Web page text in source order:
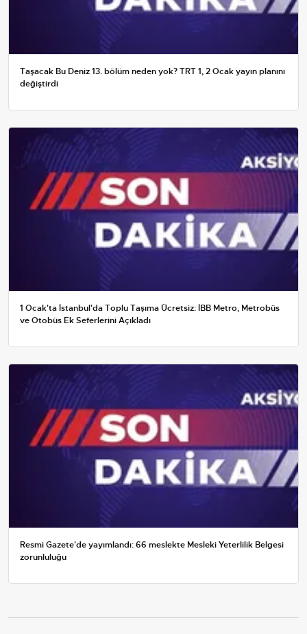
Taşacak Bu Deniz 13. bölüm neden yok? TRT 1, 2 Ocak yayın planını
değiştirdi
1 Ocak'ta İstanbul'da Toplu Taşıma Ücretsiz: İBB Metro, Metrobüs
ve Otobüs Ek Seferlerini Açıkladı
Resmi Gazete'de yayımlandı: 66 meslekte Mesleki Yeterlilik Belgesi
zorunluluğu